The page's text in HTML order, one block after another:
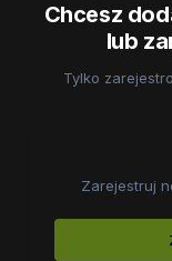
Chcesz
lub
Tylko
Zarejestruj